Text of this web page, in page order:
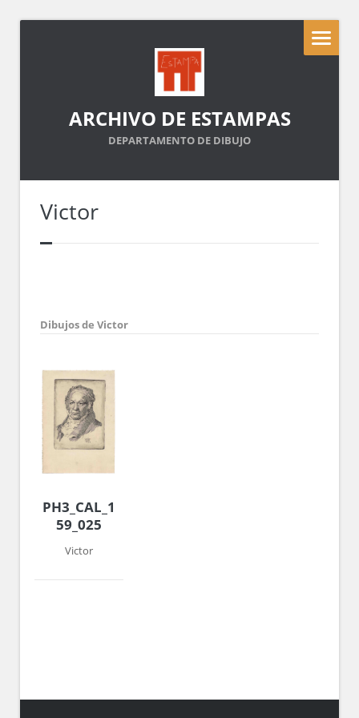
ARCHIVO DE ESTAMPAS
DEPARTAMENTO DE DIBUJO
Victor
Dibujos de Victor
PH3_CAL_1958-
59_025
Victor